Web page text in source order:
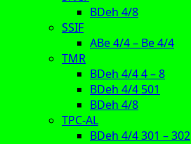
BDeh 4/8
SSIF
ABe 4/4 – Be 4/4
TMR
BDeh 4/4 4 – 8
BDeh 4/4 501
BDeh 4/8
TPC-AL
BDeh 4/4 301 – 302